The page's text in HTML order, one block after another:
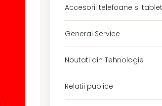
Accesorii telefoane si
General Service
Noutati din Tehnologie
Relatii publice